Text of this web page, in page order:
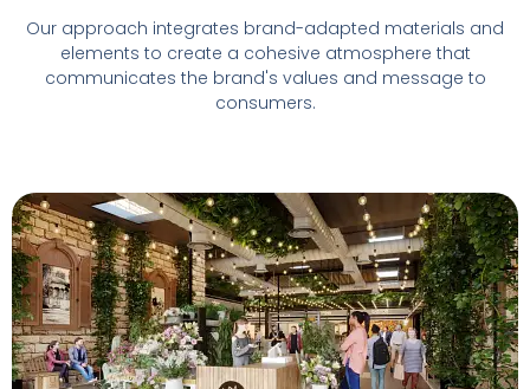
Our approach integrates brand-adapted materials and
elements to create a cohesive atmosphere that
communicates the brand's values and message to
consumers.